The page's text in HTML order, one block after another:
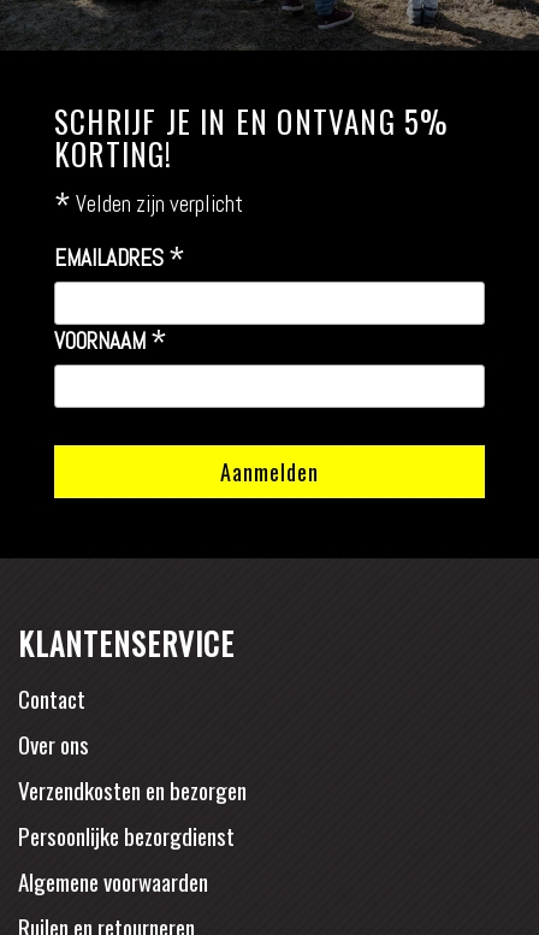
SCHRIJF JE IN EN ONTVANG 5%
KORTING!
* Velden zijn verplicht
EMAILADRES *
VOORNAAM *
KLANTENSERVICE
Contact
Over ons
Verzendkosten en bezorgen
Persoonlijke bezorgdienst
Algemene voorwaarden
Ruilen en retourneren